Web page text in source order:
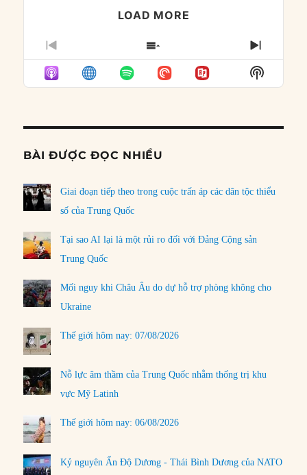
LOAD MORE
PREVIOUS
EPISODE
SHOW
EPISODES
LIST
NEXT
Show
Podcast
BÀI ĐƯỢC ĐỌC NHIỀU
Giai đoạn tiếp theo trong cuộc trấn áp các dân tộc thiểu
số của Trung Quốc
Tại sao AI lại là một rủi ro đối với Đảng Cộng sản
Trung Quốc
Mối nguy khi Châu Âu do dự hỗ trợ phòng không cho
Ukraine
Thế giới hôm nay: 07/08/2026
Nỗ lực âm thầm của Trung Quốc nhằm thống trị khu
vực Mỹ Latinh
Thế giới hôm nay: 06/08/2026
Kỷ nguyên Ấn Độ Dương - Thái Bình Dương của NATO